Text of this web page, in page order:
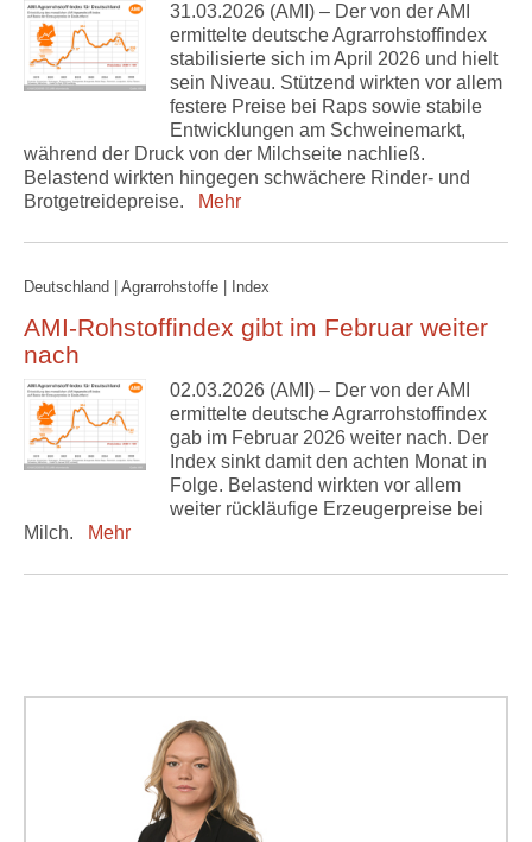
31.03.2026 (AMI) – Der von der AMI
ermittelte deutsche Agrarrohstoffindex
stabilisierte sich im April 2026 und hielt
sein Niveau. Stützend wirkten vor allem
festere Preise bei Raps sowie stabile
Entwicklungen am Schweinemarkt,
während der Druck von der Milchseite nachließ.
Belastend wirkten hingegen schwächere Rinder- und
Brotgetreidepreise.
Mehr
Deutschland | Agrarrohstoffe | Index
AMI-Rohstoffindex gibt im Februar weiter
nach
02.03.2026 (AMI) – Der von der AMI
ermittelte deutsche Agrarrohstoffindex
gab im Februar 2026 weiter nach. Der
Index sinkt damit den achten Monat in
Folge. Belastend wirkten vor allem
weiter rückläufige Erzeugerpreise bei
Milch.
Mehr